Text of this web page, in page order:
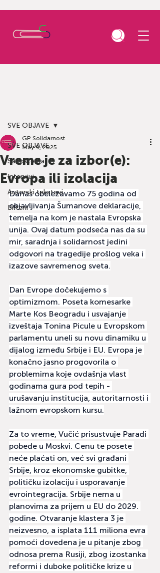
SVE OBJAVE
Saopštenja
Intervjui
Autorski tekstovi
Bilteni
SVE OBJAVE
Vreme je za izbor(e):
Evropa ili izolacija
GP Solidarnost
May 9, 2025
Danas obeležavamo 75 godina od
objavljivanja Šumanove deklaracije,
temelja na kom je nastala Evropska
unija. Ovaj datum podseća nas da su
mir, saradnja i solidarnost jedini
odgovori na tragedije prošlog veka i
izazove savremenog sveta.
Dan Evrope dočekujemo s
optimizmom. Poseta komesarke
Marte Kos Beogradu i usvajanje
izveštaja Tonina Picule u Evropskom
parlamentu uneli su novu dinamiku u
dijalog između Srbije i EU. Evropa je
konačno jasno progovorila o
problemima koje ovdašnja vlast
godinama gura pod tepih -
urušavanju institucija, autoritarnosti i
lažnom evropskom kursu.
Za to vreme, Vučić prisustvuje Paradi
pobede u Moskvi. Cenu te posete
neće plaćati on, već svi građani
Srbije, kroz ekonomske gubitke,
političku izolaciju i usporavanje
evrointegracija. Srbije nema u
planovima za prijem u EU do 2029.
godine. Otvaranje klastera 3 je
neizvesno, a isplata 111 miliona evra
pomoći dovedena je u pitanje zbog
odnosa prema Rusiji, zbog izostanka
reformi i duboke političke krize u